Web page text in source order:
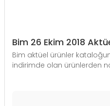
Bim 26 Ekim 2018
Bim aktüel ürünler
indirimde olan ürünlerden